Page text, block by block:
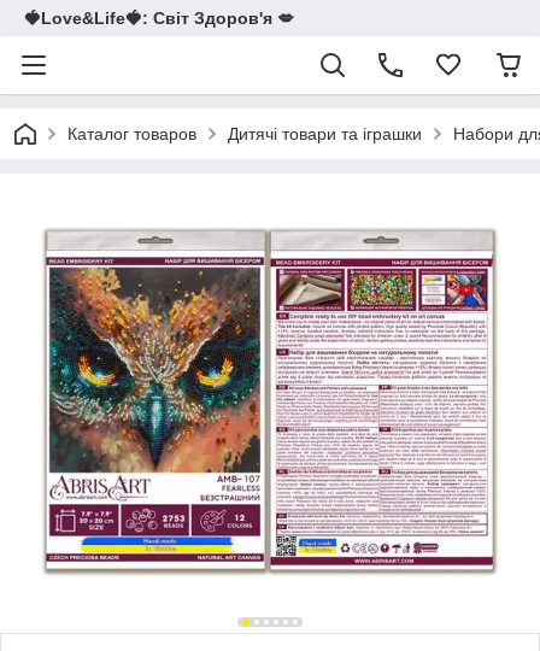
🍓Love&Life🍓: Світ Здоров'я 💋
Каталог товаров Дитячі товари та іграшки Набори